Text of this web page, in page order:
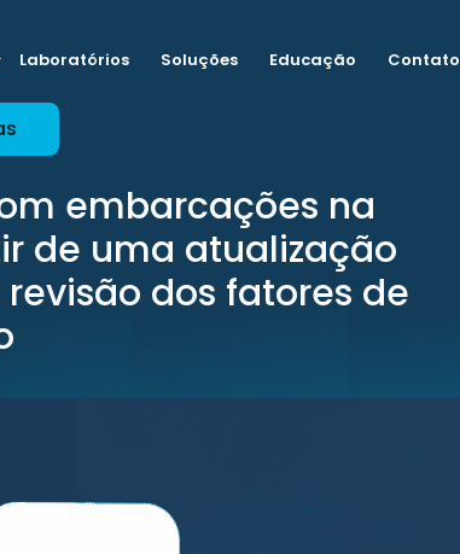
Laboratórios Soluções Educação Contato
embarcações na
de uma atualização
dos fatores de